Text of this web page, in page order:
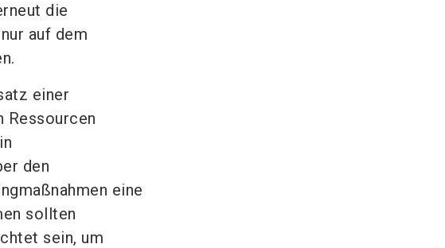
die
auf dem
einer
Ressourcen
den
eine
sollten
sein, um